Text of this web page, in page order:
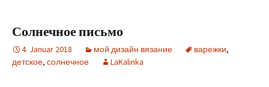
Солнечное письмо
4. Januar 2018 мой дизайн вязание варежки,
детское, солнечное LaKalinka